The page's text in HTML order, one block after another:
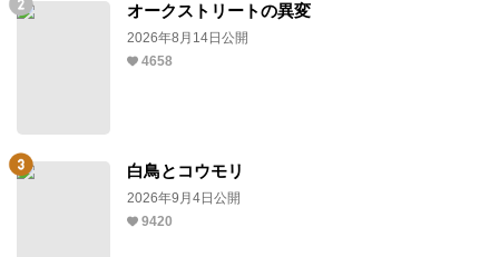
オークストリートの異変
2026年8月14日公開
4658
白鳥とコウモリ
2026年9月4日公開
9420